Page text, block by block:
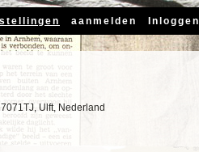
aanmelden Inloggen
Ulft, Nederland